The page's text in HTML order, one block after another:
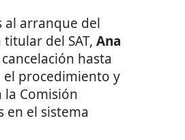
al arranque del
del SAT, Ana
hasta
el procedimiento y
la Comisión
en el sistema